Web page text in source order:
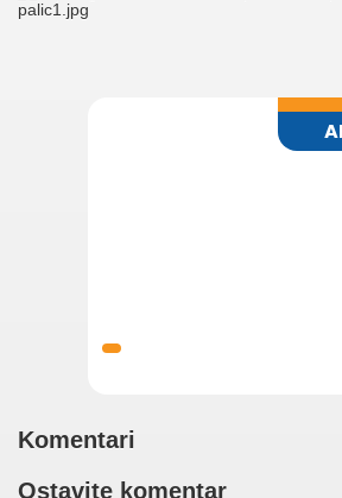
Komentari
Ostavite komentar